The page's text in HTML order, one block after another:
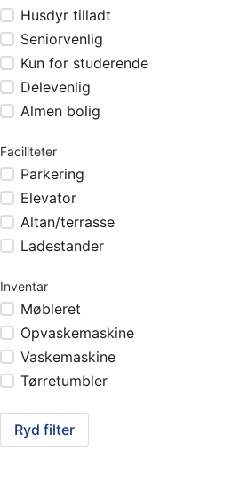
Husdyr tilladt
Seniorvenlig
Kun for studerende
Delevenlig
Almen bolig
Faciliteter
Parkering
Elevator
Altan/terrasse
Ladestander
Inventar
Møbleret
Opvaskemaskine
Vaskemaskine
Tørretumbler
Ryd filter